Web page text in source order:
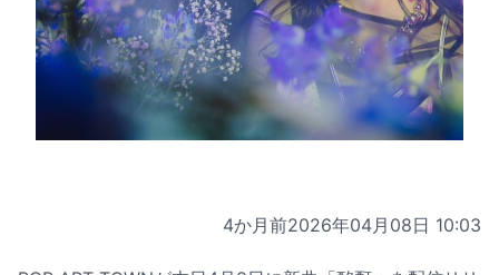
4か月前2026年04月08日 10:03